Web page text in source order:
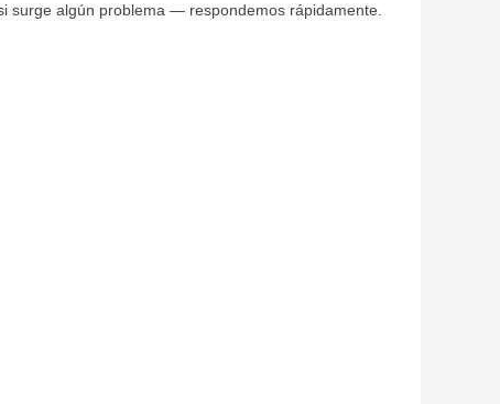
surge algún problema — respondemos rápidamente.